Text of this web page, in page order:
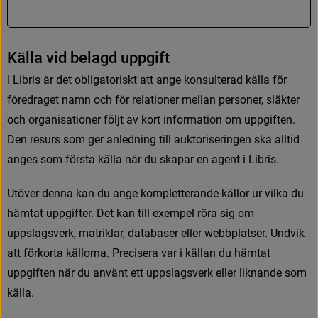
Kä a vid be agd uppgift
I Libris är det obligatoriskt att ange konsulterad källa för
föredraget namn och för relationer mellan personer, släkter
och organisationer följt av kort information om uppgiften.
Den resurs som ger anledning till auktoriseringen ska alltid
anges som första källa när du skapar en agent i Libris.
Utöver denna kan du ange kompletterande källor ur vilka du
hämtat uppgifter. Det kan till exempel röra sig om
uppslagsverk, matriklar, databaser eller webbplatser. Undvik
att förkorta källorna. Precisera var i källan du hämtat
uppgiften när du använt ett uppslagsverk eller liknande som
källa.